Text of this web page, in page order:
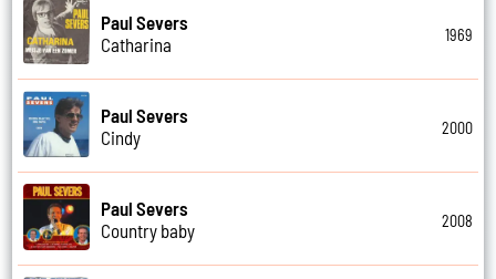
Paul Severs
Catharina
1969
Paul Severs
Cindy
2000
Paul Severs
Country baby
2008